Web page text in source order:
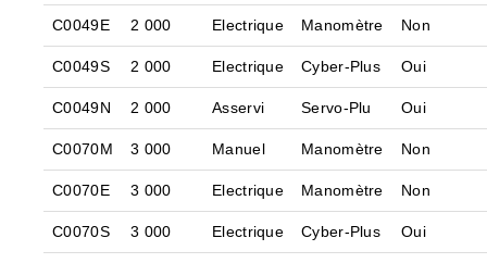
C0049E 2 000 Electrique Manomètre Non
C0049S 2 000 Electrique Cyber-Plus Oui
C0049N 2 000 Asservi Servo-Plu Oui
C0070M 3 000 Manuel Manomètre Non
C0070E 3 000 Electrique Manomètre Non
C0070S 3 000 Electrique Cyber-Plus Oui